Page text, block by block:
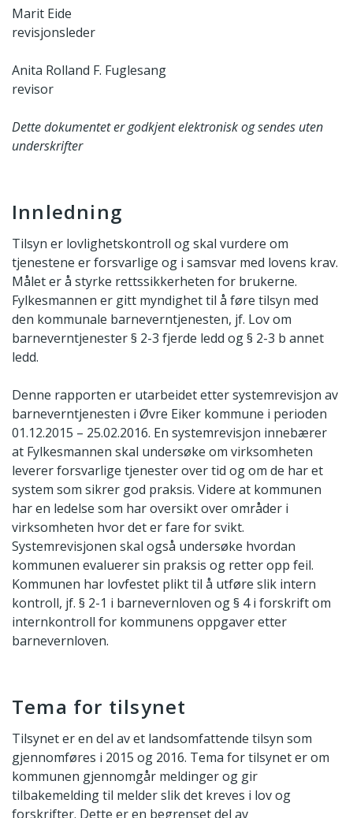
Marit Eide
revisjonsleder
Anita Rolland F. Fuglesang
revisor
Dette dokumentet er godkjent elektronisk og sendes uten
underskrifter
Innledning
Tilsyn er lovlighetskontroll og skal vurdere om
tjenestene er forsvarlige og i samsvar med lovens krav.
Målet er å styrke rettssikkerheten for brukerne.
Fylkesmannen er gitt myndighet til å føre tilsyn med
den kommunale barneverntjenesten, jf. Lov om
barneverntjenester § 2-3 fjerde ledd og § 2-3 b annet
ledd.
Denne rapporten er utarbeidet etter systemrevisjon av
barneverntjenesten i Øvre Eiker kommune i perioden
01.12.2015 – 25.02.2016. En systemrevisjon innebærer
at Fylkesmannen skal undersøke om virksomheten
leverer forsvarlige tjenester over tid og om de har et
system som sikrer god praksis. Videre at kommunen
har en ledelse som har oversikt over områder i
virksomheten hvor det er fare for svikt.
Systemrevisjonen skal også undersøke hvordan
kommunen evaluerer sin praksis og retter opp feil.
Kommunen har lovfestet plikt til å utføre slik intern
kontroll, jf. § 2-1 i barnevernloven og § 4 i forskrift om
internkontroll for kommunens oppgaver etter
barnevernloven.
Tema for tilsynet
Tilsynet er en del av et landsomfattende tilsyn som
gjennomføres i 2015 og 2016. Tema for tilsynet er om
kommunen gjennomgår meldinger og gir
tilbakemelding til melder slik det kreves i lov og
forskrifter. Dette er en begrenset del av